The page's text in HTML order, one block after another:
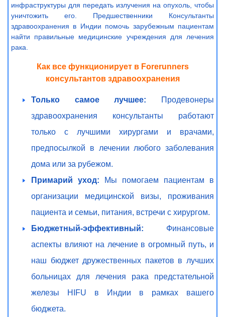
инфраструктуры для передать излучения на опухоль, чтобы
уничтожить его. Предшественники Консультанты
здравоохранения в Индии помочь зарубежным пациентам
найти правильные медицинские учреждения для лечения
рака.
Как все функционирует в Forerunners
консультантов здравоохранения
Только самое лучшее:
Продевонеры
здравоохранения консультанты работают
только с лучшими хирургами и врачами,
предпосылкой в лечении любого заболевания
дома или за рубежом.
Примарий уход: Мы помогаем пациентам в
организации медицинской визы, проживания
пациента и семьи, питания, встречи с хирургом.
Бюджетный-эффективный: Финансовые
аспекты влияют на лечение в огромный путь, и
наш бюджет дружественных пакетов в лучших
больницах для лечения рака предстательной
железы HIFU в Индии в рамках вашего
бюджета.